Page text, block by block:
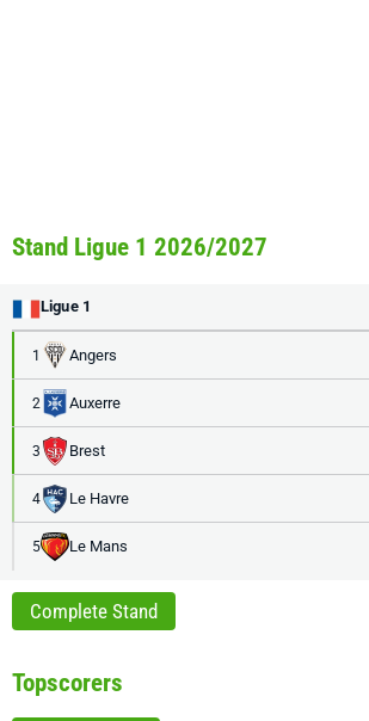
Stand Ligue 1 2026/2027
Ligue 1
1 Angers
2 Auxerre
3 Brest
4 Le Havre
5 Le Mans
Complete Stand
Topscorers